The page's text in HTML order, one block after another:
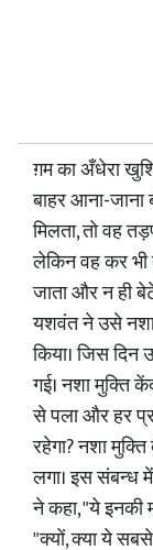
ग़म का अँधेरा
बाहर आना-
मिलता, तो वह
लेकिन वह कर
जाता और न ही
यशवंत ने उसे
किया। जिस दिन
गई। नशा मुक्ति
से पला और हर
रहेगा? नशा
लगा। इस संबन्ध
ने कहा, "ये इनकी
"क्यों, क्या ये